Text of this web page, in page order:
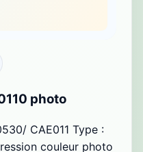
photo
CAE011 Type :
couleur photo